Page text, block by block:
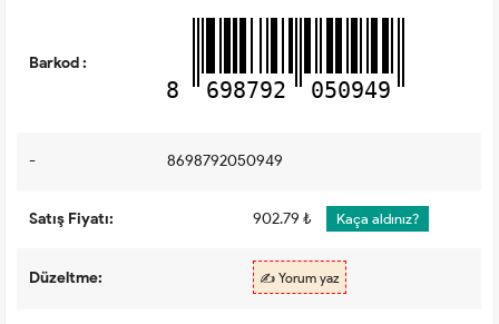
Barkod :
8 698792 050949
- 8698792050949
Satış Fiyatı: 902.79 ₺ Kaça aldınız?
Düzeltme: ✍️ Yorum yaz